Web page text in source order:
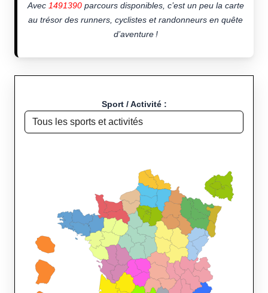
Avec 1491390parcours disponibles, c’est un peu la carte
au trésor des runners, cyclistes et randonneurs en quête
d’aventure !
Sport / Activité :